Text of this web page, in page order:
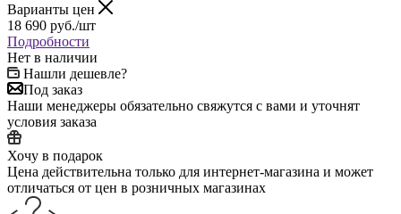
Варианты цен
18 690 руб./шт
Подробности
Нет в наличии
Нашли дешевле?
Под заказ
Наши менеджеры обязательно свяжутся с вами и уточнят
условия заказа
Хочу в подарок
Цена действительна только для интернет-магазина и может
отличаться от цен в розничных магазинах